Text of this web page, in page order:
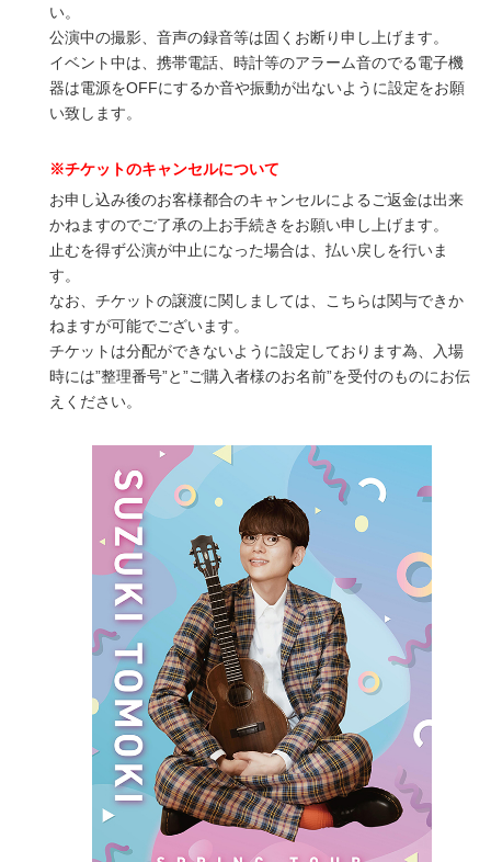
い。
公演中の撮影、音声の録音等は固くお断り申し上げます。
イベント中は、携帯電話、時計等のアラーム音のでる電子機
器は電源をOFFにするか音や振動が出ないように設定をお願
い致します。
※チケットのキャンセルについて
お申し込み後のお客様都合のキャンセルによるご返金は出来
かねますのでご了承の上お手続きをお願い申し上げます。
止むを得ず公演が中止になった場合は、払い戻しを行いま
す。
なお、チケットの譲渡に関しましては、こちらは関与できか
ねますが可能でございます。
チケットは分配ができないように設定しております為、入場
時には”整理番号”と”ご購入者様のお名前”を受付のものにお伝
えください。